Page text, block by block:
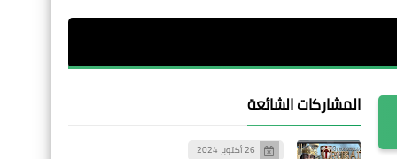
المشاركات الشائعة
26 أكتوبر 2024